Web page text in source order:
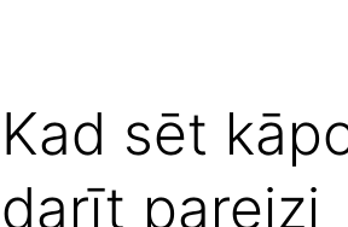
Kad sēt
darīt pareizi